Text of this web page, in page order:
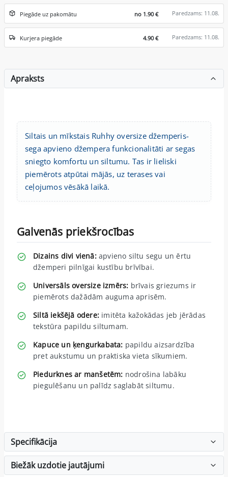
Piegāde uz pakomātu no 1.90 € Paredzams: 11.08.
Kurjera piegāde 4.90 € Paredzams: 11.08.
Apraksts
Siltais un mīkstais Ruhhy oversize džemperis-
sega apvieno džempera funkcionalitāti ar segas
sniegto komfortu un siltumu. Tas ir lieliski
piemērots atpūtai mājās, uz terases vai
ceļojumos vēsākā laikā.
Galvenās priekšrocības
Dizains divi vienā:apvieno siltu segu un ērtu
džemperi pilnīgai kustību brīvībai.
Universāls oversize izmērs: brīvais griezums ir
piemērots dažādām auguma aprisēm.
Siltā iekšējā odere: imitēta kažokādas jeb jērādas
tekstūra papildu siltumam.
Kapuce un ķengurkabata: papildu aizsardzība
pret aukstumu un praktiska vieta sīkumiem.
Piedurknes ar manšetēm: nodrošina labāku
piegulēšanu un palīdz saglabāt siltumu.
Specifikācija
Biežāk uzdotie jautājumi